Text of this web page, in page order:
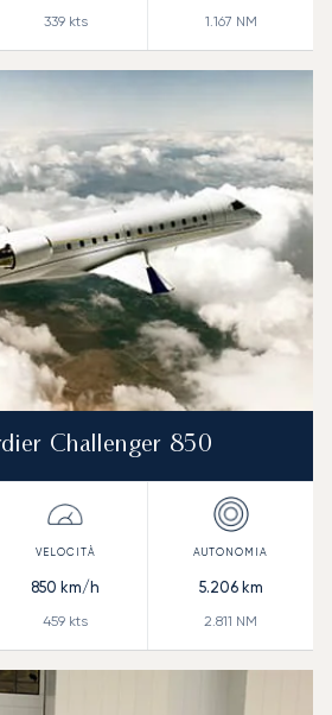
339kts 1.167 NM
Challenger 850
850 km/h
459 kts
5.206km
2.811 NM